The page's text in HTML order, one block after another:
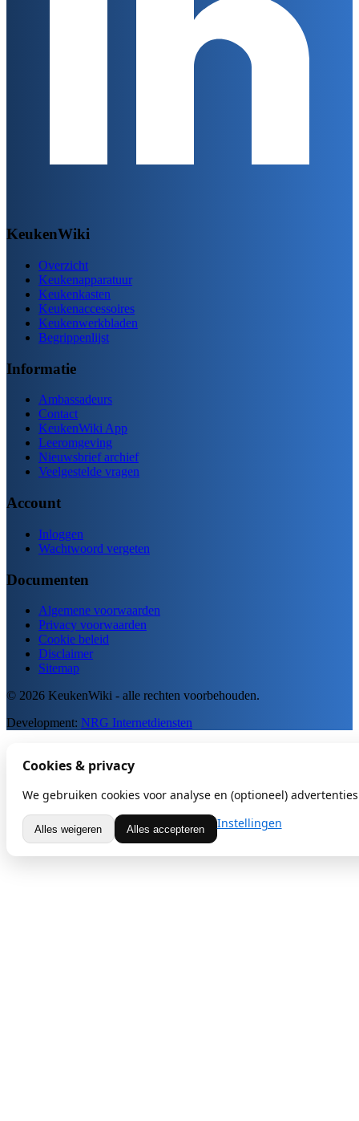
KeukenWiki
Overzicht
Keukenapparatuur
Keukenkasten
Keukenaccessoires
Keukenwerkbladen
Begrippenlijst
Informatie
Ambassadeurs
Contact
KeukenWiki App
Leeromgeving
Nieuwsbrief archief
Veelgestelde vragen
Account
Inloggen
Wachtwoord vergeten
Documenten
Algemene voorwaarden
Privacy voorwaarden
Cookie beleid
Disclaimer
Sitemap
© 2026 KeukenWiki - alle rechten voorbehouden.
Development: NRG Internetdiensten
Cookies & privacy
We gebruiken cookies voor analyse en (optioneel)
Alles weigeren Alles accepteren Instellingen